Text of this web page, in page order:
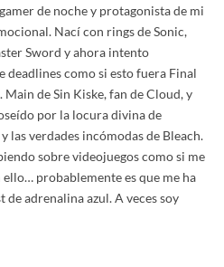
de noche y protagonista de mi
Nací con rings de Sonic,
Sword y ahora intento
deadlines como si esto fuera Final
Main de Sin Kiske, fan de Cloud, y
por la locura divina de
las verdades incómodas de Bleach.
sobre videojuegos como si me
ello… probablemente es que me ha
de adrenalina azul. A veces soy